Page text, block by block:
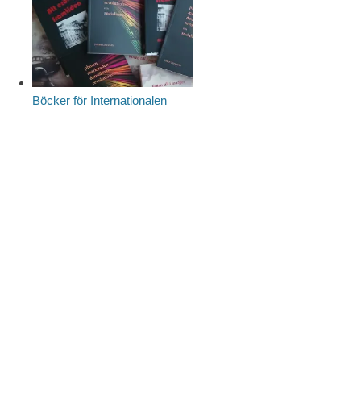
Böcker för Internationalen